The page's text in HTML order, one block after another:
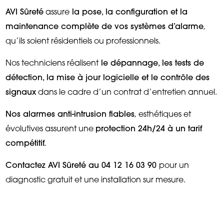
AVI Sûreté assure la pose, la configuration et la
maintenance complète de vos systèmes d’alarme,
qu’ils soient résidentiels ou professionnels.
Nos techniciens réalisentle dépannage, les tests de
détection, la mise à jour logicielle et le contrôle des
signaux dans le cadre d’un contrat d’entretien annuel.
Nos alarmes anti-intrusion fiables, esthétiques et
évolutives assurent une protection 24h/24 à un tarif
compétitif.
Contactez AVI Sûreté au 04 12 16 03 90 pour un
diagnostic gratuit et une installation sur mesure.